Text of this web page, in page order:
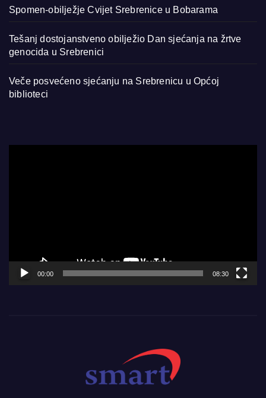
Spomen-obilježje Cvijet Srebrenice u Bobarama
Tešanj dostojanstveno obilježio Dan sjećanja na žrtve
genocida u Srebrenici
Veče posvećeno sjećanju na Srebrenicu u Općoj
biblioteci
00:00 08:30